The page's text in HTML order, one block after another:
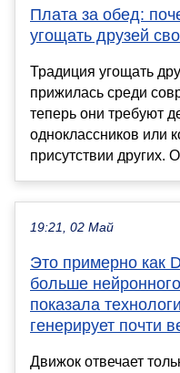
Плата за обед:
угощать друзей
Традиция угощать
прижилась среди
теперь они требуют
одноклассников или
присутствии других.
19:21, 02 Май
Это примерно как
больше
показала
генерирует почти
Движок отвечает